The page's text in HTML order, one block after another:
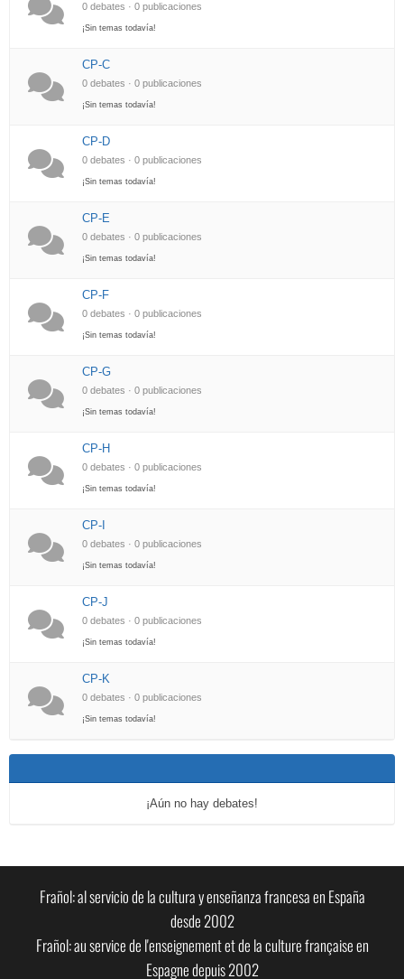
0 debates · 0 publicaciones
¡Sin temas todavía!
CP-C
0 debates · 0 publicaciones
¡Sin temas todavía!
CP-D
0 debates · 0 publicaciones
¡Sin temas todavía!
CP-E
0 debates · 0 publicaciones
¡Sin temas todavía!
CP-F
0 debates · 0 publicaciones
¡Sin temas todavía!
CP-G
0 debates · 0 publicaciones
¡Sin temas todavía!
CP-H
0 debates · 0 publicaciones
¡Sin temas todavía!
CP-I
0 debates · 0 publicaciones
¡Sin temas todavía!
CP-J
0 debates · 0 publicaciones
¡Sin temas todavía!
CP-K
0 debates · 0 publicaciones
¡Sin temas todavía!
¡Aún no hay debates!
Frañol: al servicio de la cultura y enseñanza francesa en España
desde 2002
Frañol: au service de l'enseignement et de la culture française en
Espagne depuis 2002